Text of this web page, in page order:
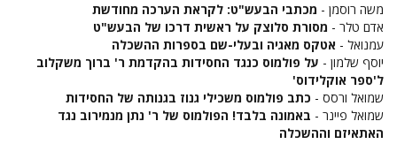
משה רוסמן - מכתבי הבעש"ט: לקראת הערכה מחודשת
אדם טלר - מסורת סלוצק על ראשית דרכו של הבעש"ט
עמנואל - אטקס מאגיה ובעלי-שם בספרות ההשכלה
יוסף שלמון - על פולמוס כנגד החסידות בהקדמת ר' ברוך משקלוב
ל'ספר אוקלידוס'
שמואל ורסס - כתב פולמוס משכילי גנוז בגנותה של החסידות
שמואל פיינר - באמונה בלבד! הפולמוס של ר' נתן מנמירוב נגד
האתאיזם וההשכלה